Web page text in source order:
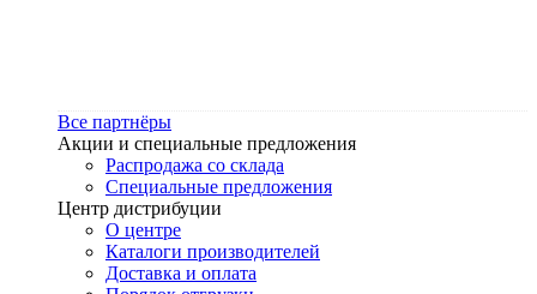
Все партнёры
Акции и специальные предложения
Распродажа со склада
Специальные предложения
Центр дистрибуции
О центре
Каталоги производителей
Доставка и оплата